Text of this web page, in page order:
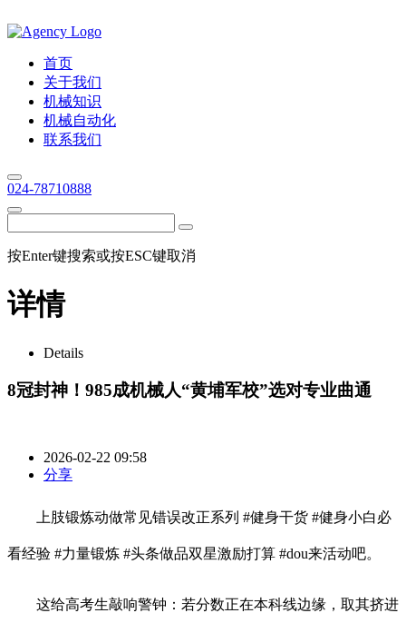
首页
关于我们
机械知识
机械自动化
联系我们
024-78710888
按Enter键搜索或按ESC键取消
详情
Details
8冠封神！985成机械人“黄埔军校”选对专业曲通
2026-02-22 09:58
分享
上肢锻炼动做常见错误改正系列 #健身干货 #健身小白必
看经验 #力量锻炼 #头条做品双星激励打算 #dou来活动吧。
这给高考生敲响警钟：若分数正在本科线边缘，取其挤进